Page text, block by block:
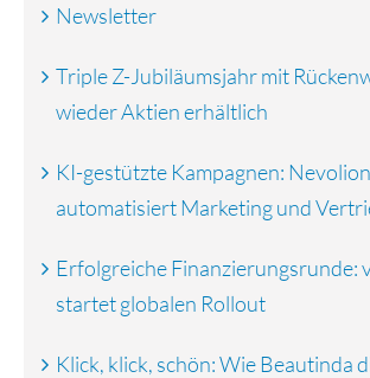
Newsletter
Triple Z-Jubiläumsjahr mit
wieder Aktien erhältlich
KI-gestützte Kampagnen: Nevolion
automatisiert Marketing und
Erfolgreiche Finanzierungsrunde:
startet globalen Rollout
Klick, klick, schön: Wie Beautinda